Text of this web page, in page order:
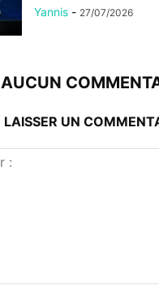
Yannis - 27/07/2026
AUCUN
LAISSER UN